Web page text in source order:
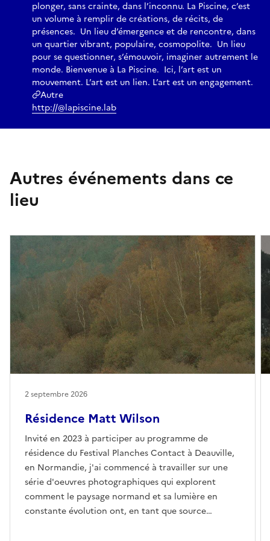
plonger, sans crainte, dans l’inconnu. La Piscine, c’est
un volume à remplir de créations, de récits, de
présences. Un lieu d’émergence et de rencontre, dans
un quartier vibrant, populaire, cosmopolite. Un lieu
pour se questionner, s’émouvoir, imaginer autrement le
monde. Bienvenue à La Piscine. Ici, l’art est un
mouvement. L’art est un lien. L’art est un engagement.
Autre
http://@lapiscine.lab
Autres événements dans ce
lieu
Résidence Matt Wilson
Invité en 2023 à participer au programme de
résidence du Festival Planches Contact à Deauville,
en Normandie, j'ai commencé à travailler sur une
série d'oeuvres photographiques qui explorent
comment le paysage normand et sa lumière en
constante évolution ont, en tant que source
2 septembre 2026